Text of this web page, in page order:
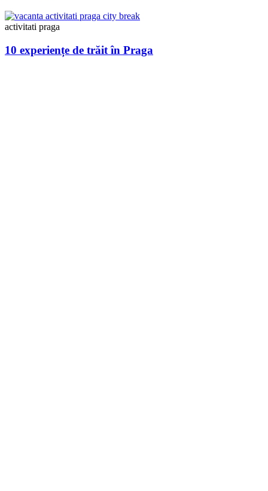
activitati praga
10 experiențe de trăit în Praga